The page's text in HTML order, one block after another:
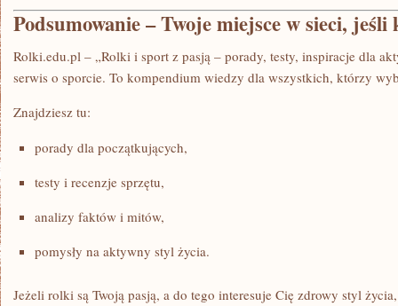
Podsumowanie – Twoje miejsce w sieci,
Rolki.edu.pl – „Rolki i sport z pasją – porady, testy, inspiracje dla
serwis o sporcie. To kompendium wiedzy dla wszystkich, którzy
Znajdziesz tu:
porady dla początkujących,
testy i recenzje sprzętu,
analizy faktów i mitów,
pomysły na aktywny styl życia.
Jeżeli rolki są Twoją pasją, a do tego interesuje Cię zdrowy styl